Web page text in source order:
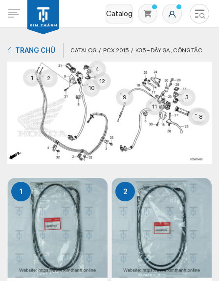
Catalog
Không có sản phẩm nào trong giỏ hàng
TRANG CHỦ CATALOG PCX 2015 K35 – DÂY GA , CÔNG TẮC
1 2
3
4
7 8
9
10
11
12
1 2